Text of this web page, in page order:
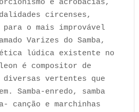
e acrobacias,
circenses,
para o mais improvável
Varizes do Samba,
lúdica existente no
é compositor de
diversas vertentes que
Samba-enredo, samba
canção e marchinhas